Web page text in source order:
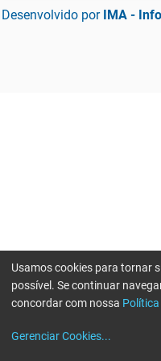
Desenvolvido por IMA -
Usamos cookies para tornar
possível. Se continuar
concordar com nossa
Gerenciar Cookies...
Erro ao enviar